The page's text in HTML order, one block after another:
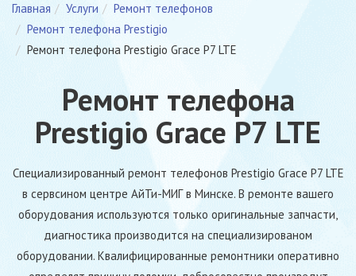
Главная Услуги
Ремонт телефонов
Ремонт телефона Prestigio
Ремонт телефона Prestigio Grace P7 LTE
Ремонт телефона
Prestigio Grace P7 LTE
Специализированный ремонт телефонов Prestigio Grace P7 LTE
в сервсином центре АйТи-МИГ в Минске. В ремонте вашего
оборудования используются только оригинальные запчасти,
диагностика производится на специализированом
оборудовании. Квалифицированные ремонтники оперативно